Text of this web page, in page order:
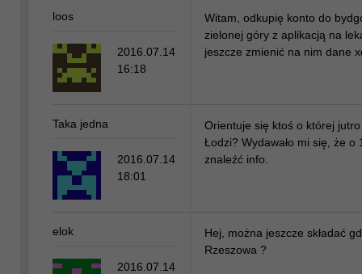
Witam, odkupię konto do
zielonej góry z aplikacją na
jeszcze zmienić na nim dane
loos
2016.07.14
16:18
Orientuje się ktoś o której
Łodzi? Wydawało mi się, że
znaleźć info.
Taka jedna
2016.07.14
18:01
Hej, można jeszcze składać
Rzeszowa ?
elok
2016.07.14